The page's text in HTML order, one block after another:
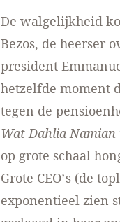
De walgelijkheid
Bezos, de heerser
president
hetzelfde moment
tegen de
Wat Dahlia Namian
op grote schaal
Grote CEO’s (de
exponentieel zien